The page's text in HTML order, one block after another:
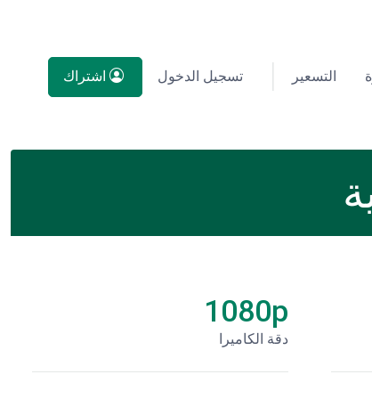
التسعير تسجيل الدخول اشتراك
1080p
دقة الكاميرا